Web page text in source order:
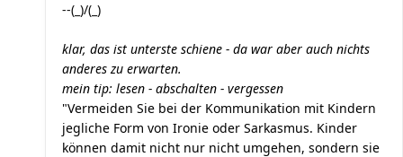
--(_)/(_)
klar, das ist unterste schiene - da war aber auch nichts
anderes zu erwarten.
mein tip: lesen - abschalten - vergessen
"Vermeiden Sie bei der Kommunikation mit Kindern
jegliche Form von Ironie oder Sarkasmus. Kinder
können damit nicht nur nicht umgehen, sondern sie